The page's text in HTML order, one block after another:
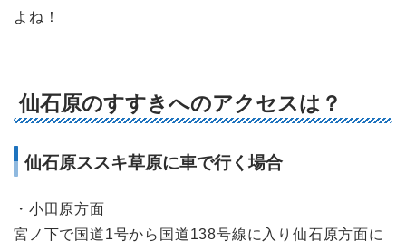
よね！
仙石原のすすきへのアクセスは？
仙石原ススキ草原に車で行く場合
・小田原方面
宮ノ下で国道1号から国道138号線に入り仙石原方面に